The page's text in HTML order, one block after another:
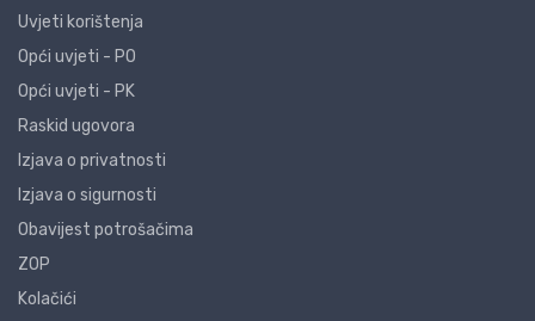
Uvjeti korištenja
Opći uvjeti - PO
Opći uvjeti - PK
Raskid ugovora
Izjava o privatnosti
Izjava o sigurnosti
Obavijest potrošačima
ZOP
Kolačići